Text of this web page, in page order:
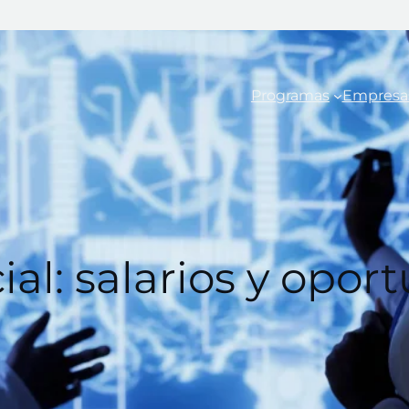
Programas
salarios y